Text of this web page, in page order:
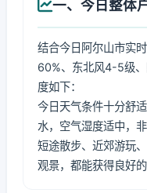
一、今日整体
结合今日阿尔山市实
60%、东北风4-5级
度如下：
今日天气条件十分舒
水，空气湿度适中，
短途散步、近郊游玩
观景，都能获得良好的